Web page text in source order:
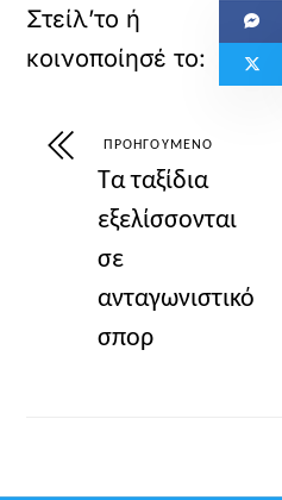
ΠΡΟΗΓΟΎΜΕΝΟ
Τα ταξίδια
εξελίσσονται
σε
ανταγωνιστικό
σπορ